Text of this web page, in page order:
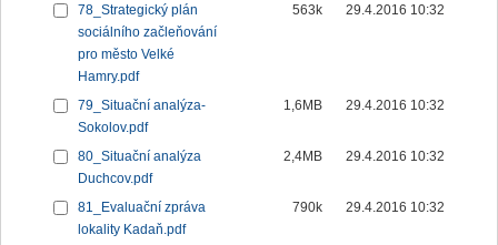
78_Strategický plán
sociálního začleňování
pro město Velké
Hamry.pdf
563k 29.4.2016 10:32
79_Situační analýza-
Sokolov.pdf
1,6MB 29.4.2016 10:32
80_Situační analýza
Duchcov.pdf
2,4MB 29.4.2016 10:32
81_Evaluační zpráva
lokality Kadaň.pdf
790k 29.4.2016 10:32